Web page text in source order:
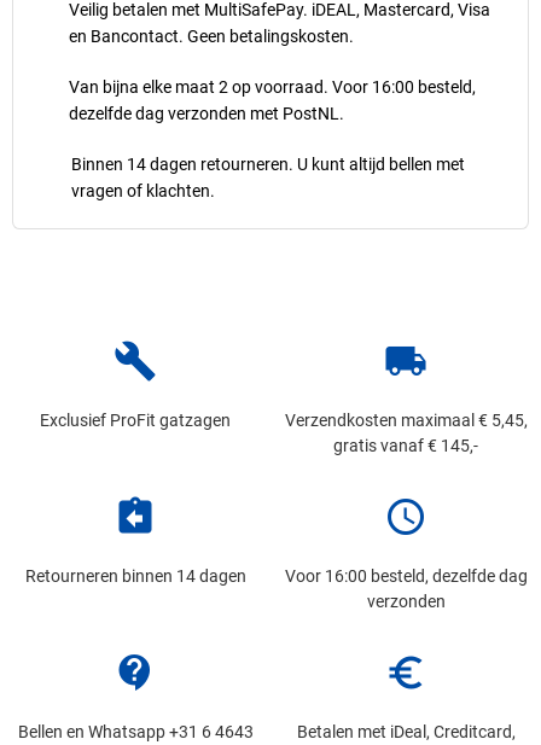
Veilig betalen met MultiSafePay. iDEAL, Mastercard, Visa
en Bancontact. Geen betalingskosten.
Van bijna elke maat 2 op voorraad. Voor 16:00 besteld,
dezelfde dag verzonden met PostNL.
Binnen 14 dagen retourneren. U kunt altijd bellen met
vragen of klachten.
build
Exclusief ProFit gatzagen
local_shipping
Verzendkosten maximaal € 5,45,
gratis vanaf € 145,-
assignment_return
Retourneren binnen 14 dagen
schedule
Voor 16:00 besteld, dezelfde dag
verzonden
contact_support
Bellen en Whatsapp +31 6 4643
euro_symbol
Betalen met iDeal, Creditcard,